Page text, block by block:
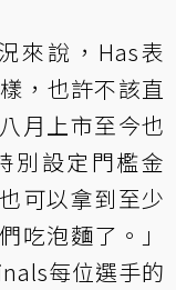
來說，Has表
，也許不該直
月上市至今也
別設定門檻金
可以拿到至少
吃泡麵了。」
每位選手的